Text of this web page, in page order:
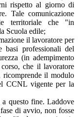
rispetto al giorno di
Tale comunicazione
territoriale che "in
Scuola edile;
il lavoratore per
professionali del
(in adempimento
che il lavoratore
ricomprende il modulo
CCNL vigente per la
questo fine. Laddove
di avvio, non fosse